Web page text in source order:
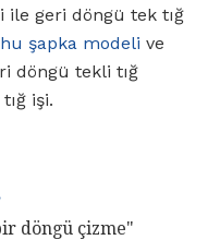
geri döngü tek tığ
şapka modeli ve
döngü tekli tığ
işi.
döngü çizme"